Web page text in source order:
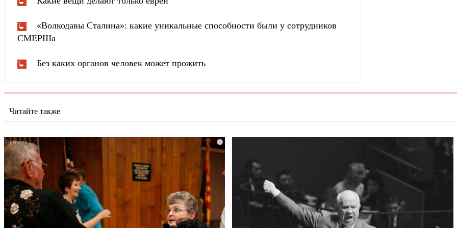
«Волкодавы Сталина»: какие уникальные способности были у сотрудников
СМЕРШа
Без каких органов человек может прожить
Читайте также
i